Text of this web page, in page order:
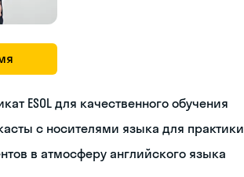
ESOL для качественного обучения
с носителями языка для практики
в атмосферу английского языка